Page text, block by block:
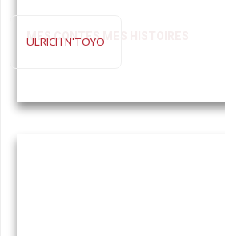
MES CONTES MES HISTOIRES
ULRICH N'TOYO